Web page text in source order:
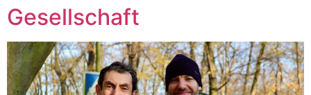
Gesellschaft